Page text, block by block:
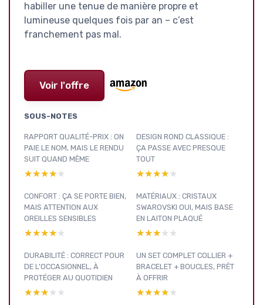
habiller une tenue de manière propre et
lumineuse quelques fois par an – c’est
franchement pas mal.
Voir l'offre
SOUS-NOTES
RAPPORT QUALITÉ-PRIX : ON
PAIE LE NOM, MAIS LE RENDU
SUIT QUAND MÊME
★★★★★
★★★★★
DESIGN ROND CLASSIQUE :
ÇA PASSE AVEC PRESQUE
TOUT
★★★★★
★★★★★
CONFORT : ÇA SE PORTE BIEN,
MAIS ATTENTION AUX
OREILLES SENSIBLES
★★★★★
★★★★★
MATÉRIAUX : CRISTAUX
SWAROVSKI OUI, MAIS BASE
EN LAITON PLAQUÉ
★★★★★
★★★★★
DURABILITÉ : CORRECT POUR
DE L’OCCASIONNEL, À
PROTÉGER AU QUOTIDIEN
★★★★★
★★★★★
UN SET COMPLET COLLIER +
BRACELET + BOUCLES, PRÊT
À OFFRIR
★★★★★
★★★★★